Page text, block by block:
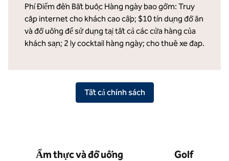
Phí Điểm đến Bắt buộc Hàng ngày bao gồm: Truy
cập internet cho khách cao cấp; $10 tín dụng đồ ăn
và đồ uống để sử dụng tại tất cả các cửa hàng của
khách sạn; 2 ly cocktail hàng ngày; cho thuê xe đạp.
Tất cả chính sách
Ẩm thực và đồ uống Golf